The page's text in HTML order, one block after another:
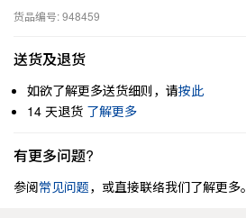
货品编号: 948459
送货及退货
如欲了解更多送货细则，请按此
14 天退货 了解更多
有更多问题?
参阅常见问题，或直接联络我们了解更多。